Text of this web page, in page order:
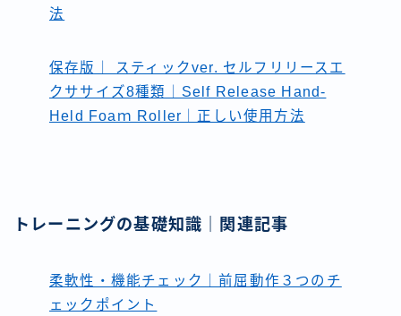
法
保存版｜ スティックver. セルフリリースエ
クササイズ8種類｜Self Release Hand-
Held Foaｍ Roller｜正しい使用方法
トレーニングの基礎知識｜関連記事
柔軟性・機能チェック｜前屈動作３つのチ
ェックポイント